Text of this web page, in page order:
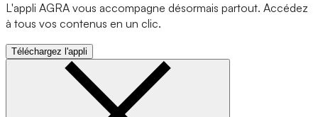
L'appli AGRA vous accompagne désormais partout. Accédez
à tous vos contenus en un clic.
Téléchargez l'appli